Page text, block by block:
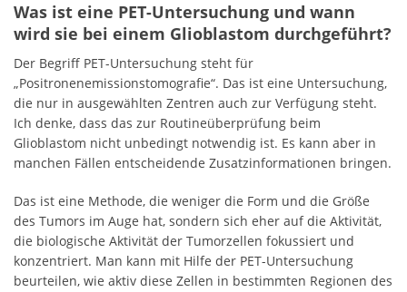
Was ist eine PET-Untersuchung und wann
wird sie bei einem Glioblastom durchgeführt?
Der Begriff PET-Untersuchung steht für
„Positronenemissionstomografie“. Das ist eine Untersuchung,
die nur in ausgewählten Zentren auch zur Verfügung steht.
Ich denke, dass das zur Routineüberprüfung beim
Glioblastom nicht unbedingt notwendig ist. Es kann aber in
manchen Fällen entscheidende Zusatzinformationen bringen.
Das ist eine Methode, die weniger die Form und die Größe
des Tumors im Auge hat, sondern sich eher auf die Aktivität,
die biologische Aktivität der Tumorzellen fokussiert und
konzentriert. Man kann mit Hilfe der PET-Untersuchung
beurteilen, wie aktiv diese Zellen in bestimmten Regionen des